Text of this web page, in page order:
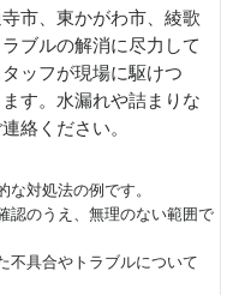
市、東かがわ市、綾歌
ブルの解消に尽力して
ッフが現場に駆けつ
す。水漏れや詰まりな
絡ください。
対処法の例です。
認のうえ、無理のない範囲で
不具合やトラブルについて